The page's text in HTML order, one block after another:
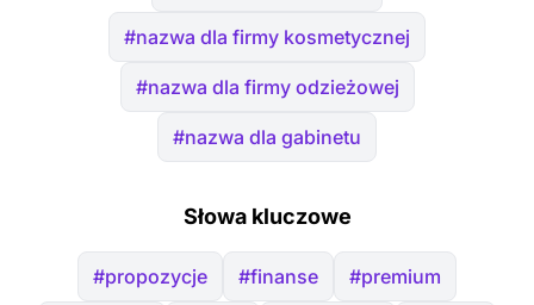
#nazwa dla firmy kosmetycznej
#nazwa dla firmy odzieżowej
#nazwa dla gabinetu
Słowa kluczowe
#propozycje #finanse #premium